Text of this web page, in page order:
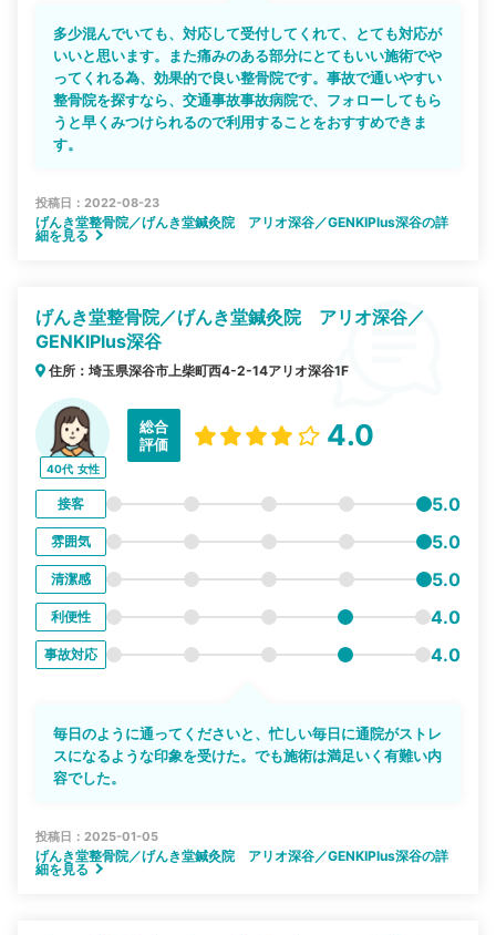
多少混んでいても、対応して受付してくれて、とても対応が
いいと思います。また痛みのある部分にとてもいい施術でや
ってくれる為、効果的で良い整骨院です。事故で通いやすい
整骨院を探すなら、交通事故事故病院で、フォローしてもら
うと早くみつけられるので利用することをおすすめできま
す。
投稿日：2022-08-23
げんき堂整骨院／げんき堂鍼灸院 アリオ深谷／GENKIPlus深谷の詳
細を見る
げんき堂整骨院／げんき堂鍼灸院 アリオ深谷／
GENKIPlus深谷
住所：埼玉県深谷市上柴町西4-2-14アリオ深谷1F
40代 女性
総合
評価
4.0
接客 5.0
雰囲気 5.0
清潔感 5.0
利便性 4.0
事故対応 4.0
毎日のように通ってくださいと、忙しい毎日に通院がストレ
スになるような印象を受けた。でも施術は満足いく有難い内
容でした。
投稿日：2025-01-05
げんき堂整骨院／げんき堂鍼灸院 アリオ深谷／GENKIPlus深谷の詳
細を見る